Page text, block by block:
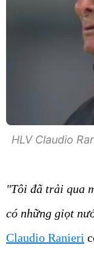
HLV Claudio
"Tôi đã trải qua
có những giọt
Claudio Ranieri